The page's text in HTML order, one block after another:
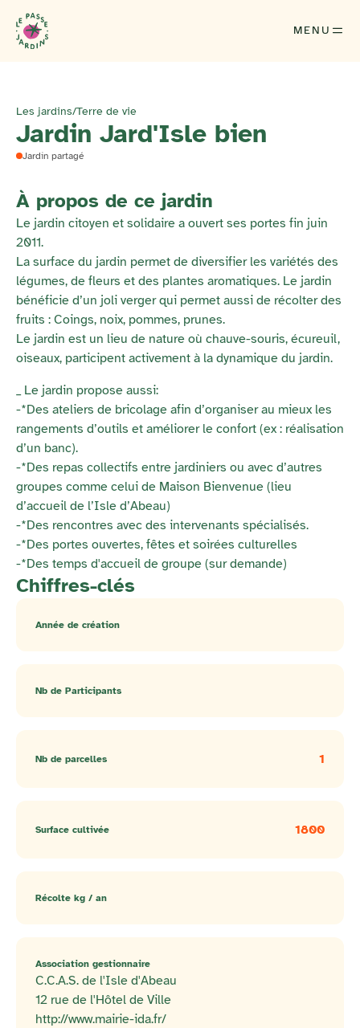
MENU
Les jardins/Terre de vie
Jardin Jard'Isle bien
Jardin partagé
À propos de ce jardin
Le jardin citoyen et solidaire a ouvert ses portes fin juin
2011.
La surface du jardin permet de diversifier les variétés des
légumes, de fleurs et des plantes aromatiques. Le jardin
bénéficie d’un joli verger qui permet aussi de récolter des
fruits : Coings, noix, pommes, prunes.
Le jardin est un lieu de nature où chauve-souris, écureuil,
oiseaux, participent activement à la dynamique du jardin.
_ Le jardin propose aussi:
-*Des ateliers de bricolage afin d’organiser au mieux les
rangements d’outils et améliorer le confort (ex : réalisation
d’un banc).
-*Des repas collectifs entre jardiniers ou avec d’autres
groupes comme celui de Maison Bienvenue (lieu
d’accueil de l’Isle d’Abeau)
-*Des rencontres avec des intervenants spécialisés.
-*Des portes ouvertes, fêtes et soirées culturelles
-*Des temps d'accueil de groupe (sur demande)
Chiffres-clés
Année de création
Nb de Participants
Nb de parcelles 1
Surface cultivée 1800
Récolte kg / an
Association gestionnaire
C.C.A.S. de l'Isle d'Abeau
12 rue de l'Hôtel de Ville
http://www.mairie-ida.fr/